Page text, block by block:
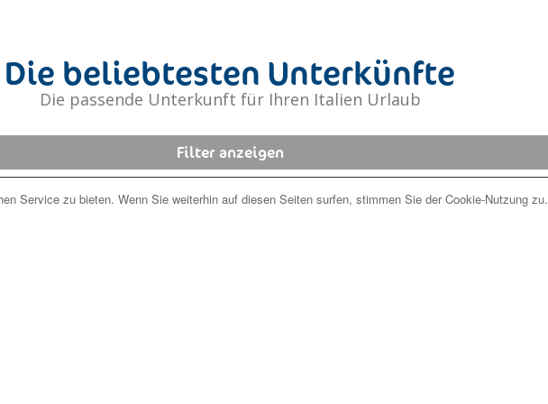
Service zu bieten. Wenn Sie weiterhin auf diesen Seiten surfen, stimmen Sie der Cookie-Nutzung zu.
Die beliebtesten Unterkünfte
Die passende Unterkunft für Ihren Italien Urlaub
Filter anzeigen